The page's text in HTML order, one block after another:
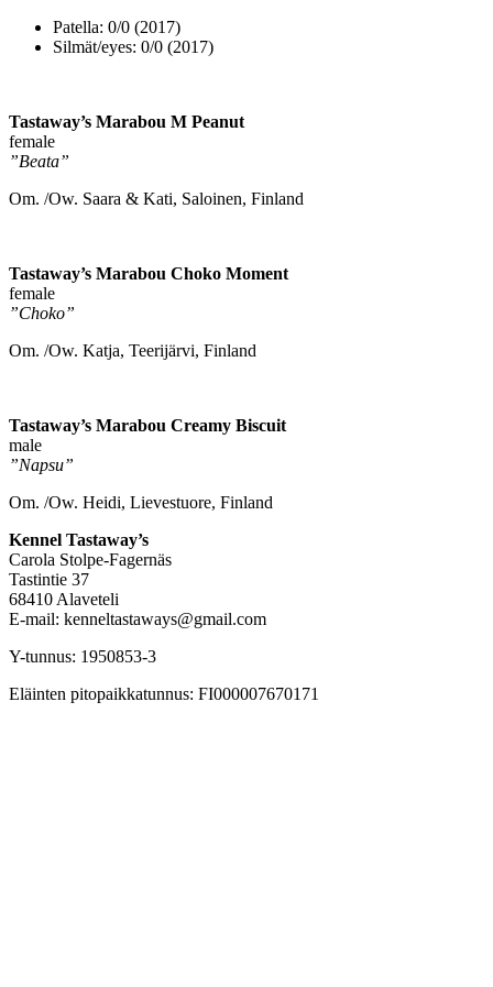
Patella: 0/0 (2017)
Silmät/eyes: 0/0 (2017)
Tastaway’s Marabou M Peanut
female
”Beata”
Om. /Ow. Saara & Kati, Saloinen, Finland
Tastaway’s Marabou Choko Moment
female
”Choko”
Om. /Ow. Katja, Teerijärvi, Finland
Tastaway’s Marabou Creamy Biscuit
male
”Napsu”
Om. /Ow. Heidi, Lievestuore, Finland
Kennel Tastaway’s
Carola Stolpe-Fagernäs
Tastintie 37
68410 Alaveteli
E-mail: kenneltastaways@gmail.com
Y-tunnus: 1950853-3
Eläinten pitopaikkatunnus: FI000007670171